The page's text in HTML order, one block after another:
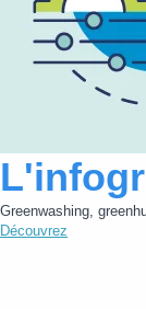
Greenwashing,
Découvrez